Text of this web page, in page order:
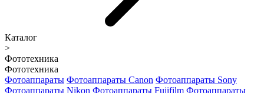
Каталог
>
Фототехника
Фототехника
Фотоаппараты Фотоаппараты Canon Фотоаппараты Sony
Фотоаппараты Nikon Фотоаппараты Fujifilm Фотоаппараты